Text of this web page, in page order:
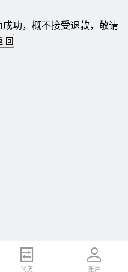
功，概不接受退款，敬请
简历 账户